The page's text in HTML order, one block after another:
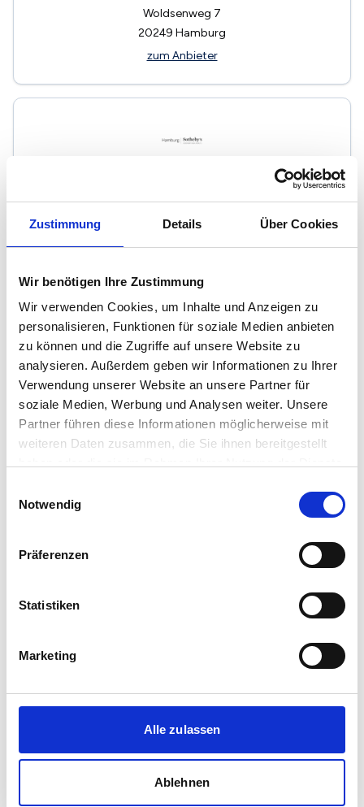
Zustimmung Details Über Cookies
Wir benötigen Ihre Zustimmung
Wir verwenden Cookies, um Inhalte und Anzeigen zu
personalisieren, Funktionen für soziale Medien anbieten
zu können und die Zugriffe auf unsere Website zu
analysieren. Außerdem geben wir Informationen zu Ihrer
Verwendung unserer Website an unsere Partner für
soziale Medien, Werbung und Analysen weiter. Unsere
Partner führen diese Informationen möglicherweise mit
weiteren Daten zusammen, die Sie ihnen bereitgestellt
Notwendig
Präferenzen
Statistiken
Marketing
Alle zulassen
Ablehnen
Woldsenweg 7
20249 Hamburg
zum Anbieter
HIR Hamburg International Realty GmbH
Immobilienmakler
22767
Selected Homes GmbH & Co. KG
Immobilienmakler
Buhmann Immobilien
Immobilienmakler
Bredenbekstraße 53A
22397Hamburg